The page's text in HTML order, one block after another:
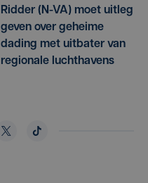
Ridder (N-VA) moet uitleg
geven over geheime
dading met uitbater van
regionale luchthavens